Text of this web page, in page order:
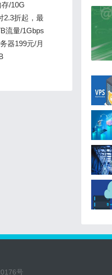
/10G
2.3折起，最
流量/1Gbps
可选洛杉矶/
器199元/月
号